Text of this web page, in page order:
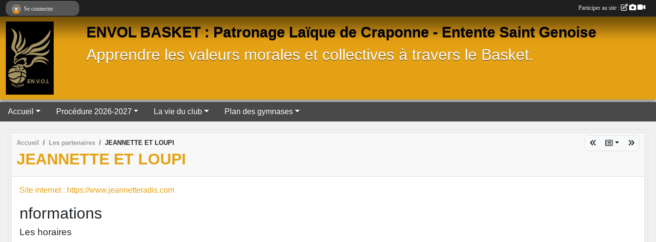
ENVOL BASKET : Patronage Laïque de Craponne - Entente Saint Genoise
Apprendre les valeurs morales et collectives à travers le Basket.
Accueil Procédure 2026-2027 La vie du club Plan des gymnases
Accueil Les partenaires JEANNETTE ET LOUPI
JEANNETTE ET LOUPI
Site internet : https://www.jeannetteradis.com
nformations
Les horaires
Se connecter Participer au site :
Panneau de gestion des cookies